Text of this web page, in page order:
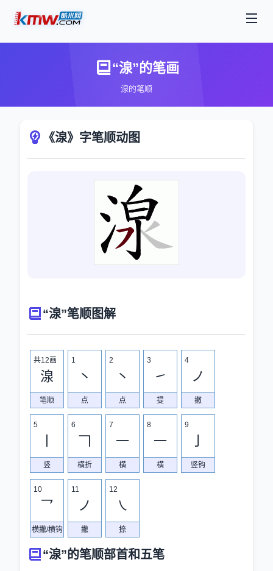
“湶”的笔画
湶的笔顺
《湶》字笔顺动图
“湶”笔顺图解
共12画
湶
笔顺
1
丶
点
2
丶
点
3
㇀
提
4
ノ
撇
5
竖
6
𠃍
横折
7
一
横
8
一
横
9
竖钩
10
乛
横撇/横钩
11
ノ
撇
12
㇏
捺
“湶”的笔顺部首和五笔